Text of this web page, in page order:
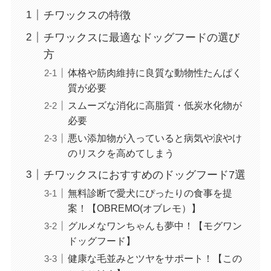
チワックスの特徴
チワックスに最適なドッグフードの選び
方
体格や筋肉維持に良質な動物性たんぱく
質が必要
スムーズな消化に高脂質・低炭水化物が
必要
悪い添加物が入っていると病気や涙やけ
のリスクを高めてしまう
チワックスにおすすめのドッグフード7選
無料診断で愛犬にぴったりの食事を提
案！【OBREMO(オブレモ）】
グルメなワンちゃんも夢中！【モグワン
ドッグフード】
健康な毛並みとツヤをサポート！【この